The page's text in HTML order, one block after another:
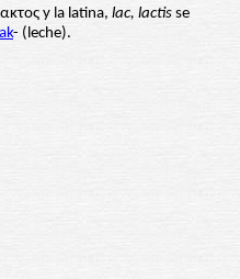
y la latina, lac, lactis se
- (leche).